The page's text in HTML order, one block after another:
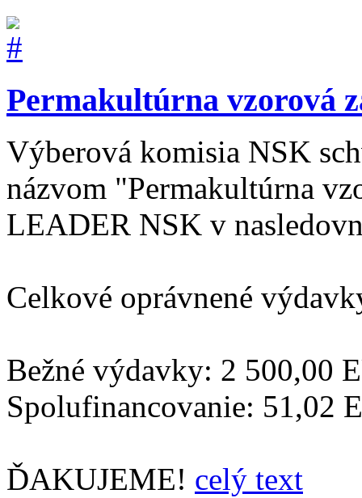
Permakultúrna vzorová
Výberová komisia NSK
názvom "Permakultúrna
LEADER NSK v
Celkové oprávnené
Bežné výdavky: 2 500,00
Spolufinancovanie: 51,02
ĎAKUJEME! celý text